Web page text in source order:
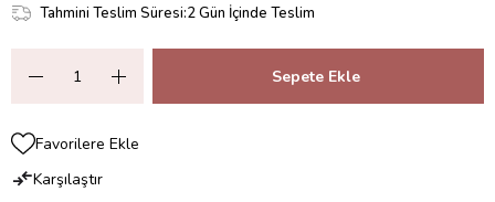
Tahmini Teslim Süresi:2 Gün İçinde Teslim
Favorilere Ekle
Karşılaştır